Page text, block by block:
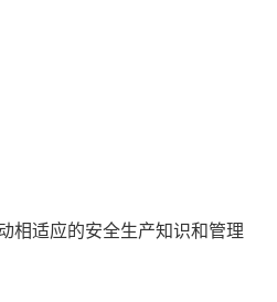
相适应的安全生产知识和管理